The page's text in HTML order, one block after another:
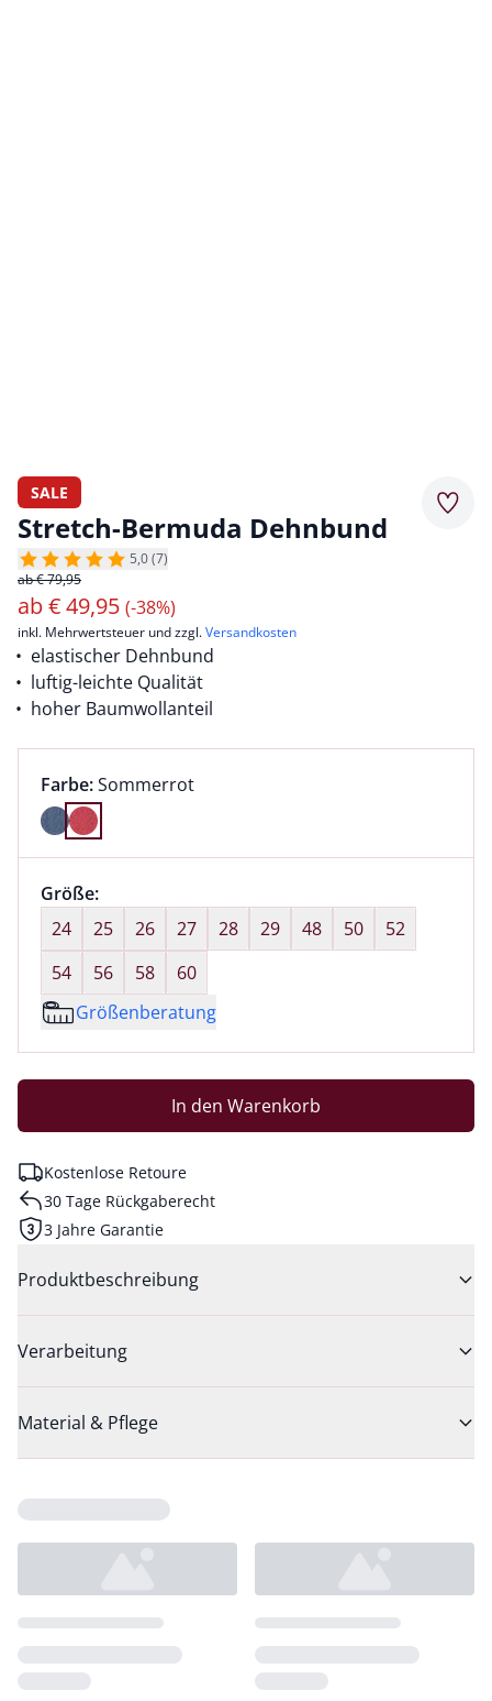
SALE
Stretch-Bermuda Dehnbund
5,0 (7)
ab € 79,95
ab€49,95 (-38%)
inkl. Mehrwertsteuer und zzgl.Versandkosten
elastischer Dehnbund
luftig-leichte Qualität
hoher Baumwollanteil
Farbauswahl:
Farbe:aktuell ausgewählt:
Sommerrot
Farbe Sommerrot ausgewählt
Größenauswahl:
Größe:nichts ausgewählt
24
25 26 27 28 29 48 50
52
54
56 58
60
Größenberatung
In den Warenkorb
Kostenlose Retoure
30 Tage Rückgaberecht
3 Jahre Garantie
Produktbeschreibung
Verarbeitung
Material & Pflege